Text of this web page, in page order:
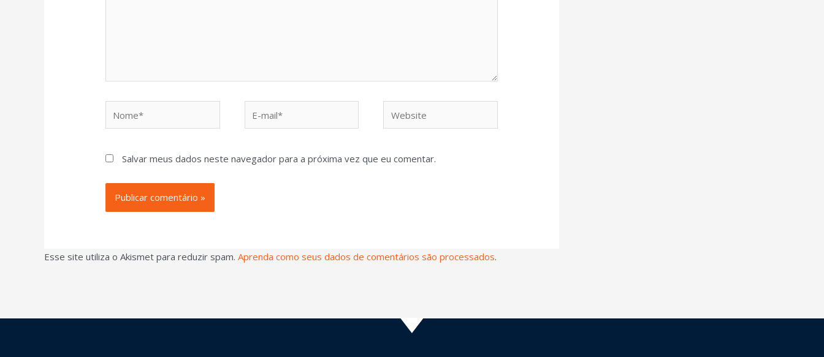
Salvar meus dados neste navegador para a próxima vez que eu comentar.
Esse site utiliza o Akismet para reduzir spam. Aprenda como seus dados de comentários são processados.